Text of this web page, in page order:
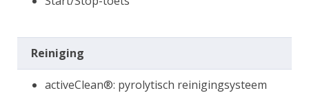
Reiniging
activeClean®: pyrolytisch reinigingsysteem